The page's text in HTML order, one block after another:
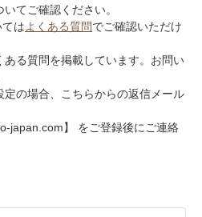
てご確認ください。
はよくある質問でご確認いただけ
る質問を掲載しています。お問い
の場合、こちらからの返信メール
japan.com】 をご登録後にご連絡